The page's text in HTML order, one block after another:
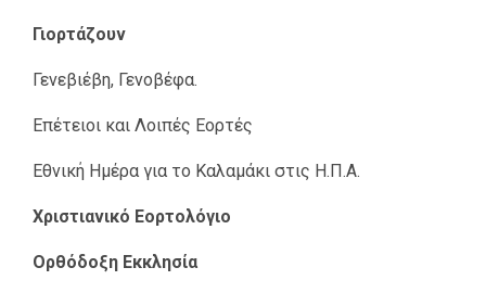
Γιορτάζουν
Γενεβιέβη, Γενοβέφα.
Επέτειοι και Λοιπές Εορτές
Εθνική Ημέρα για το Καλαμάκι στις Η.Π.Α.
Χριστιανικό Εορτολόγιο
Ορθόδοξη Εκκλησία